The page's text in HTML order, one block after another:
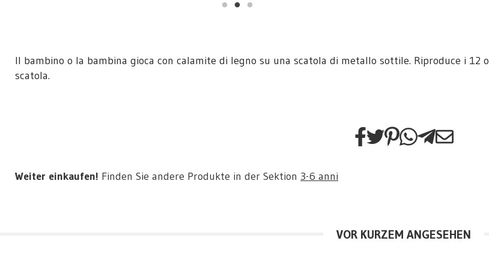
Il bambino o la bambina gioca con calamite di legno su una scatola di metallo sottile. Riproduce i
scatola.
Weiter einkaufen! Finden Sie andere Produkte in der Sektion 3-6 anni
VOR KURZEM ANGESEHEN